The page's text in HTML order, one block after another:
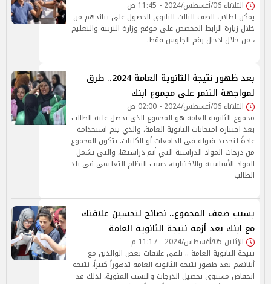
الثلاثاء 06/أغسطس/2024 - 11:45 ص
يمكن لطلاب الصف الثالث الثانوي الحصول على نتائجهم من
خلال زيارة الرابط المخصص على موقع وزارة التربية والتعليم
، من خلال ادخال رقم الجلوس فقط.
بعد ظهور نتيجة الثانوية العامة 2024.. طرق
لمواجهة التنمر على مجموع ابنك
الثلاثاء 06/أغسطس/2024 - 02:00 ص
مجموع الثانوية العامة هو المجموع الذي يحصل عليه الطالب
بعد اجتيازه امتحانات الثانوية العامة، والذي يتم استخدامه
عادةً لتحديد قبوله في الجامعات أو الكليات. يتكون المجموع
من درجات المواد الدراسية التي أتم دراستها، والتي تشمل
المواد الأساسية والاختيارية، حسب النظام التعليمي في بلد
الطالب
بسبب ضعف المجموع.. نصائح لتحسين علاقتك
مع ابنك بعد أزمة نتيجة الثانوية العامة
الإثنين 05/أغسطس/2024 - 11:17 م
نتيجة الثانوية العامة .. تلقى علاقات بعض الوالدين مع
أبنائهم بعد ظهور نتيجة الثانوية العامة تدهوراً كبيراً، نتيجة
انخفاض مستوى تحصيل الدرجات والنسب المئوية، لذلك قد